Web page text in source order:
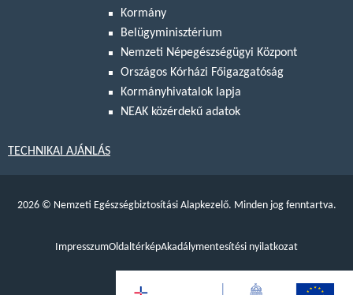
Kormány
Belügyminisztérium
Nemzeti Népegészségügyi Központ
Országos Kórházi Főigazgatóság
Kormányhivatalok lapja
NEAK közérdekű adatok
TECHNIKAI AJÁNLÁS
2026 © Nemzeti Egészségbiztosítási Alapkezelő. Minden jog fenntartva.
ImpresszumOldaltérképAkadálymentesítési nyilatkozat